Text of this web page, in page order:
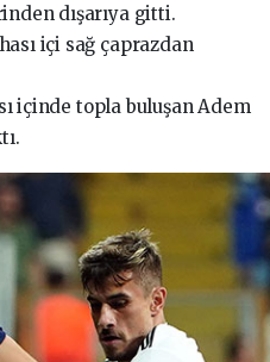
dışarıya gitti.
içi sağ çaprazdan
içinde topla buluşan Adem